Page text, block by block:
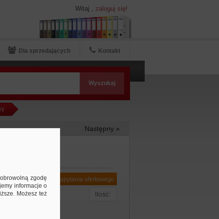
Dla sprzedających Kontakt
Witaj , zaloguj się!
Następny »
Dodaj do zapytania ofertowego
zgodę
informacje o
Możesz też